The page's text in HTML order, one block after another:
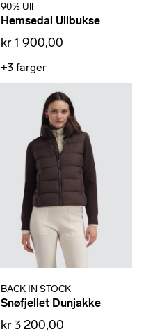
90% Ull
Hemsedal Ullbukse
kr 1 900,00
+3 farger
BACK IN STOCK
Snøfjellet Dunjakke
kr 3 200,00